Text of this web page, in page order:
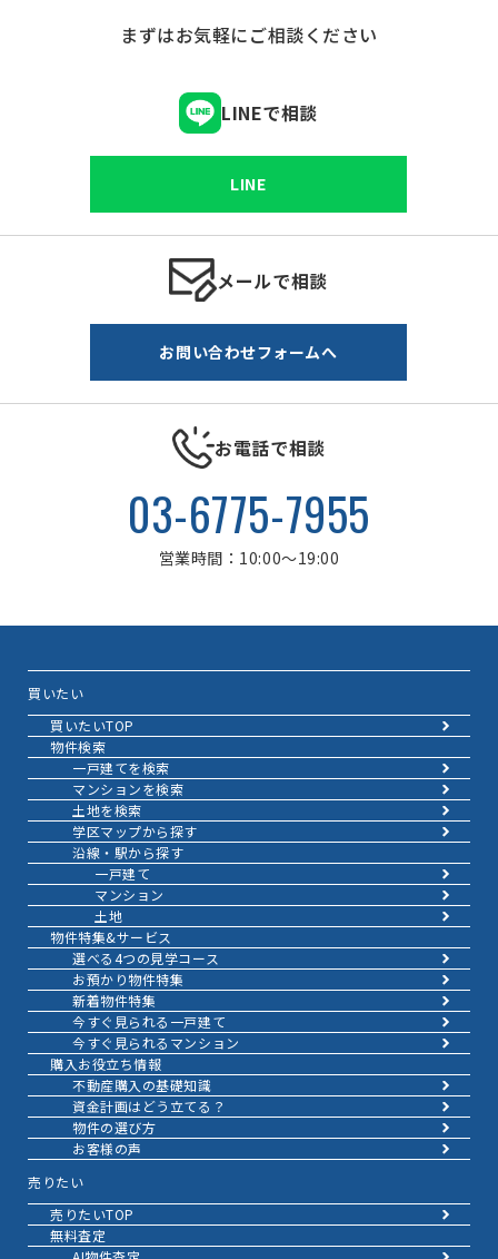
まずはお気軽にご相談ください
LINEで相談
LINE
メールで相談
お問い合わせフォームへ
お電話で相談
03-6775-7955
営業時間：10:00～19:00
買いたい
買いたいTOP
物件検索
一戸建てを検索
マンションを検索
土地を検索
学区マップから探す
沿線・駅から探す
一戸建て
マンション
土地
物件特集&サービス
選べる4つの見学コース
お預かり物件特集
新着物件特集
今すぐ見られる一戸建て
今すぐ見られるマンション
購入お役立ち情報
不動産購入の基礎知識
資金計画はどう立てる？
物件の選び方
お客様の声
売りたい
売りたいTOP
無料査定